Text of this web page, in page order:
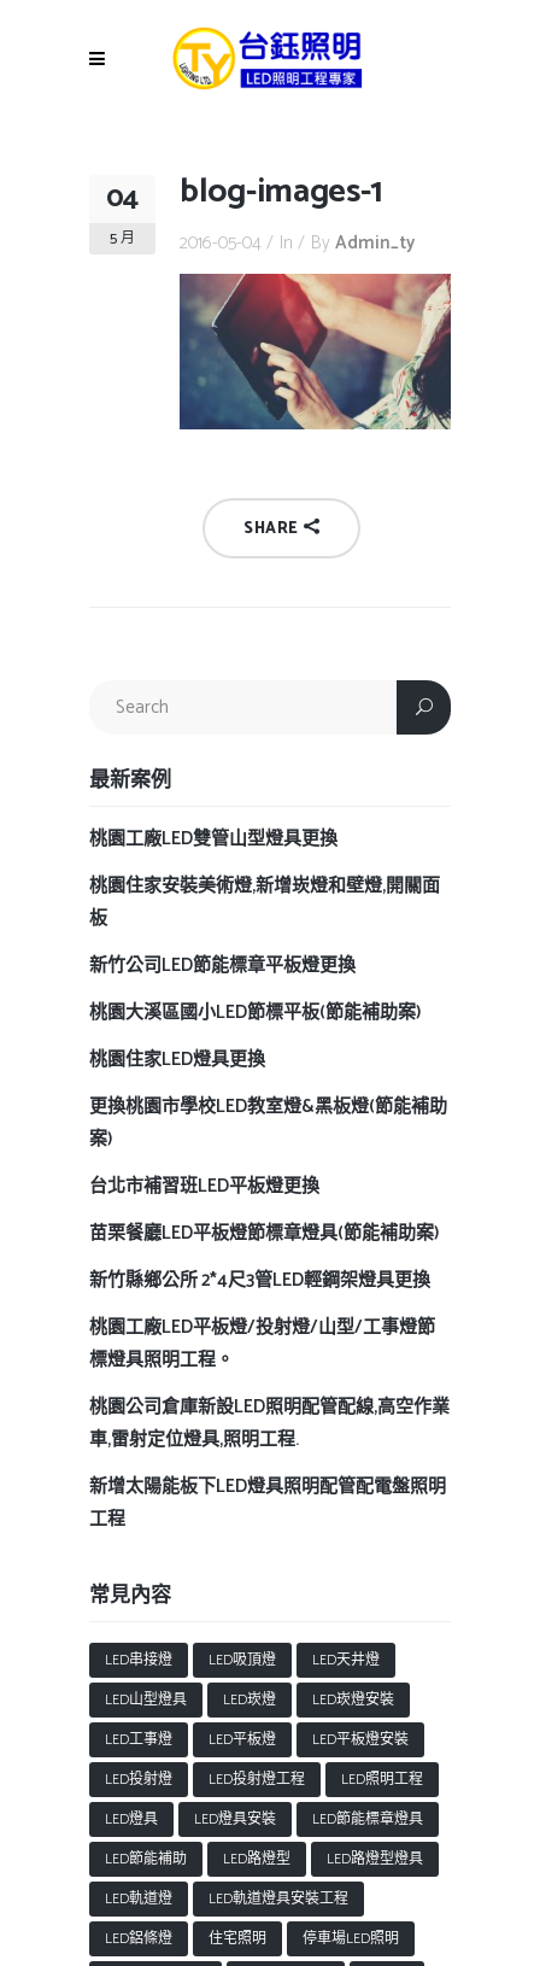
04
5 月
blog-images-1
2016-05-04 In By Admin_ty
SHARE
最新案例
桃園工廠LED雙管山型燈具更換
桃園住家安裝美術燈,新增崁燈和壁燈,開關面
板
新竹公司LED節能標章平板燈更換
桃園大溪區國小LED節標平板(節能補助案)
桃園住家LED燈具更換
更換桃園市學校LED教室燈&黑板燈(節能補助
案)
台北市補習班LED平板燈更換
苗栗餐廳LED平板燈節標章燈具(節能補助案)
新竹縣鄉公所 2*4尺3管LED輕鋼架燈具更換
桃園工廠LED平板燈/投射燈/山型/工事燈節
標燈具照明工程。
桃園公司倉庫新設LED照明配管配線,高空作業
車,雷射定位燈具,照明工程.
新增太陽能板下LED燈具照明配管配電盤照明
工程
常見內容
LED串接燈 LED吸頂燈
LED天井燈
LED山型燈具
LED崁燈
LED崁燈安裝
LED工事燈
LED平板燈
LED平板燈安裝
LED投射燈
LED投射燈工程
LED照明工程
LED燈具
LED燈具安裝
LED節能標章燈具
LED節能補助
LED路燈型
LED路燈型燈具
LED軌道燈
LED軌道燈具安裝工程
LED鋁條燈
住宅照明
停車場LED照明